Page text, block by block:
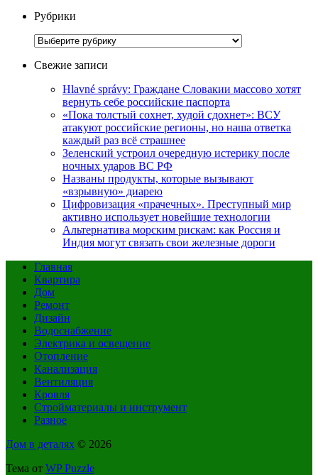
Рубрики
Рубрики
Свежие записи
Hlavné správy: Граждане Словакии массово хотят
вернуть себе российские паспорта
«Пока толстый сохнет, худой сдохнет»: ВСУ
атакуют российские регионы, но наша ответка
каждый раз всё страшнее
Зеленский устроил очередную истерику после
ночных ударов ВС РФ
Названы продукты, которые вызывают
«взрывную» диарею
Цифровизация «прачечных». Преступный мир
активно использует новейшие технологии
Альтернатива морским рискам: как Россия и
Индия могут связать свои железные дороги
Главная
Квартира
Дом
Ремонт
Дизайн
Водоснабжение
Электрика и освещение
Отопление
Канализация
Вентиляция
Кровля
Стройматериалы и инструмент
Разное
Дом в деталях © 2026
Тема от WP Puzzle